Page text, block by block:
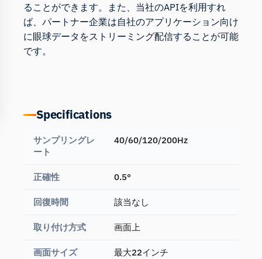
ることができます。また、当社のAPIを利用すれ
ば、パートナー企業は自社のアプリケーション向け
に眼球データをストリーミング配信することが可能
です。
Specifications
サンプリングレ
ート
40/60/120/200Hz
正確性 0.5°
回復時間 該当なし
取り付け方式 画面上
画面サイズ 最大22インチ